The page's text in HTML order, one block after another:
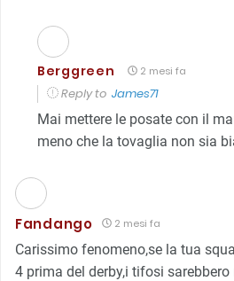
Berggreen 2 mesi fa
Reply to James71
Mai mettere le posate con il
meno che la tovaglia non sia
Fandango 2 mesi fa
Carissimo fenomeno,se la tua
4 prima del derby,i tifosi